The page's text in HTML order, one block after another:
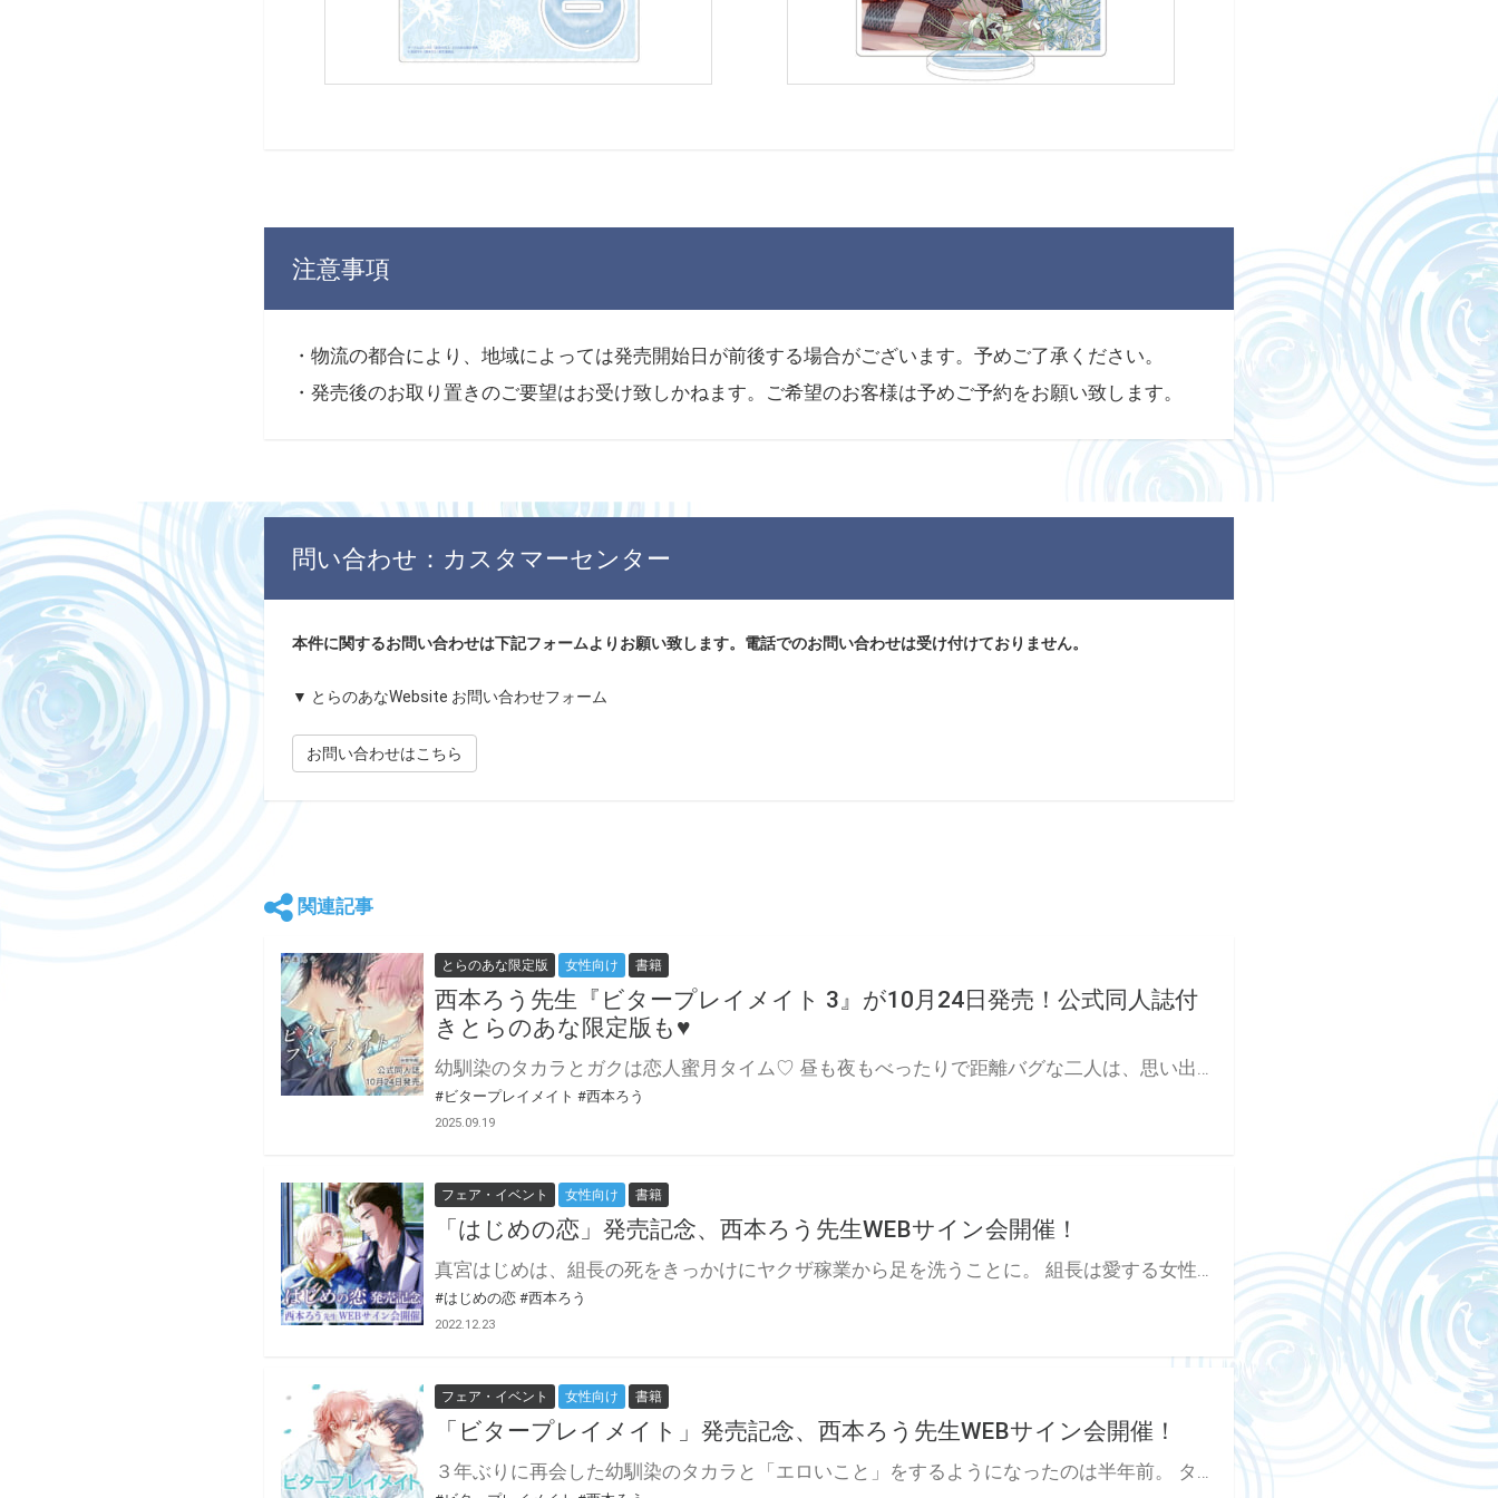
注意事項
・物流の都合により、地域によっては発売開始日が前後する場合がございます。予めご了承ください。
・発売後のお取り置きのご要望はお受け致しかねます。ご希望のお客様は予めご予約をお願い致します。
問い合わせ：カスタマーセンター
本件に関するお問い合わせは下記フォームよりお願い致します。電話でのお問い合わせは受け付けておりません。
▼ とらのあなWebsite お問い合わせフォーム
お問い合わせはこちら
関連記事
とらのあな限定版 女性向け 書籍
西本ろう先生『ビタープレイメイト 3』が10月24日発売！公式同人誌付
きとらのあな限定版も♥
#ビタープレイメイト #西本ろう
2025.09.19
フェア・イベント 女性向け 書籍
「はじめの恋」発売記念、西本ろう先生WEBサイン会開催！
#はじめの恋 #西本ろう
2022.12.23
フェア・イベント 女性向け 書籍
「ビタープレイメイト」発売記念、西本ろう先生WEBサイン会開催！